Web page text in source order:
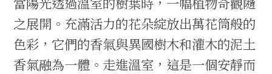
之展開。充滿活力的花朵綻放出萬花筒般的
色彩，它們的香氣與異國樹木和灌木的泥土
香氣融為一體。走進溫室，這是一個安靜而